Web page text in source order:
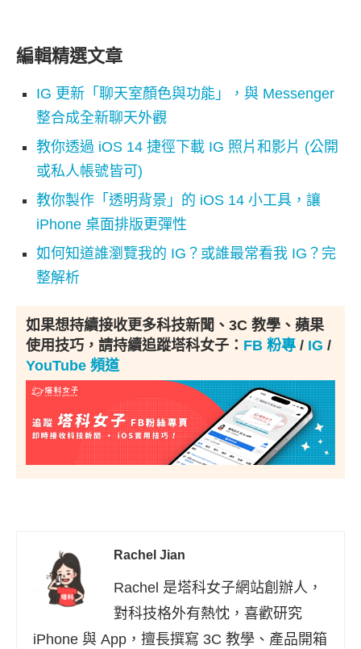
編輯精選文章
IG 更新「聊天室顏色與功能」，與 Messenger
整合成全新聊天外觀
教你透過 iOS 14 捷徑下載 IG 照片和影片 (公開
或私人帳號皆可)
教你製作「透明背景」的 iOS 14 小工具，讓
iPhone 桌面排版更彈性
如何知道誰瀏覽我的 IG？或誰最常看我 IG？完
整解析
如果想持續接收更多科技新聞、3C 教學、蘋果
使用技巧，請持續追蹤塔科女子： FB 粉專 / IG /
YouTube 頻道
Rachel Jian
Rachel 是塔科女子網站創辦人，
對科技格外有熱忱，喜歡研究
iPhone 與 App，擅長撰寫 3C 教學、產品開箱